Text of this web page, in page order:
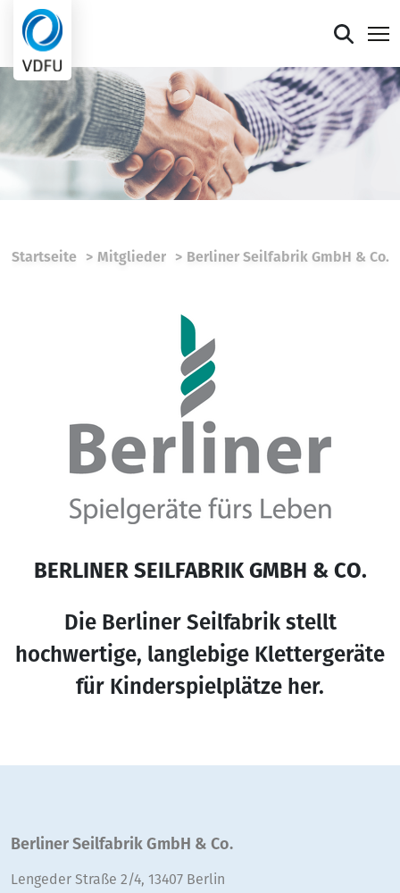
Mitgliederportal
Verband
Mitglieder
Startseite Mitglieder Berliner Seilfabrik GmbH & Co.
BERLINER SEILFABRIK GMBH & CO.
Die Berliner Seilfabrik stellt
hochwertige, langlebige Klettergeräte
für Kinderspielplätze her.
Berliner Seilfabrik GmbH & Co.
Lengeder Straße 2/4, 13407 Berlin